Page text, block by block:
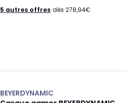
5 autres offres dès 278,94€
BEYERDYNAMIC